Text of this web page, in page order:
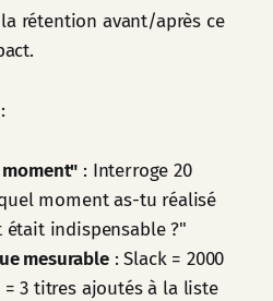
rétention avant/après ce
: Interroge 20
moment as-tu réalisé
indispensable ?"
mesurable: Slack = 2000
= 3 titres ajoutés à la liste